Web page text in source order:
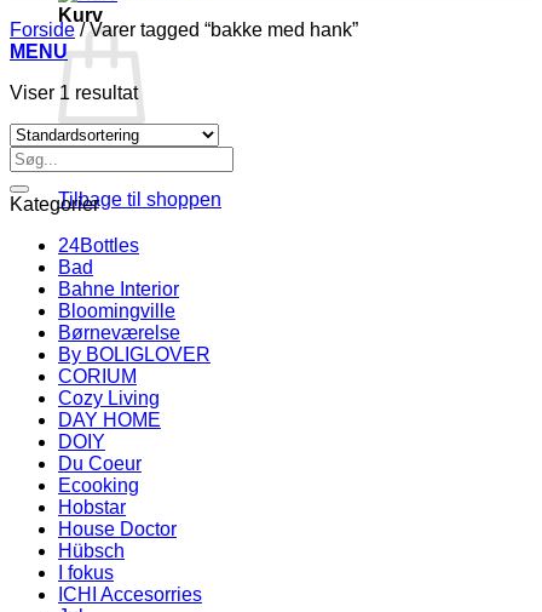
Kurv
Tilbage til shoppen
Forside /Varer tagged “bakke med hank”
MENU
Viser 1 resultat
Søg
efter:
Kategorier
24Bottles
Bad
Bahne Interior
Bloomingville
Børneværelse
By BOLIGLOVER
CORIUM
Cozy Living
DAY HOME
DOIY
Du Coeur
Ecooking
Hobstar
House Doctor
Hübsch
I fokus
ICHI Accesorries